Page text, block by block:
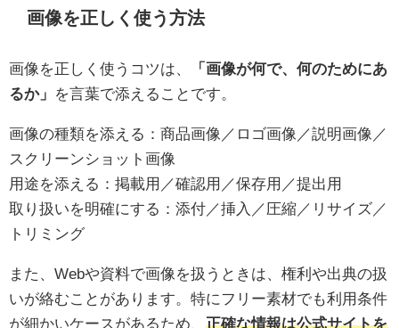
画像を正しく使う方法
画像を正しく使うコツは、
「画像が何で、何のためにあ
るか」
を言葉で添えることです。
画像の種類を添える：商品画像／ロゴ画像／説明画像／
スクリーンショット画像
用途を添える：掲載用／確認用／保存用／提出用
取り扱いを明確にする：添付／挿入／圧縮／リサイズ／
トリミング
また、Webや資料で画像を扱うときは、権利や出典の扱
いが絡むことがあります。特にフリー素材でも利用条件
が細かいケースがあるため、 正確な情報は公式サイトを